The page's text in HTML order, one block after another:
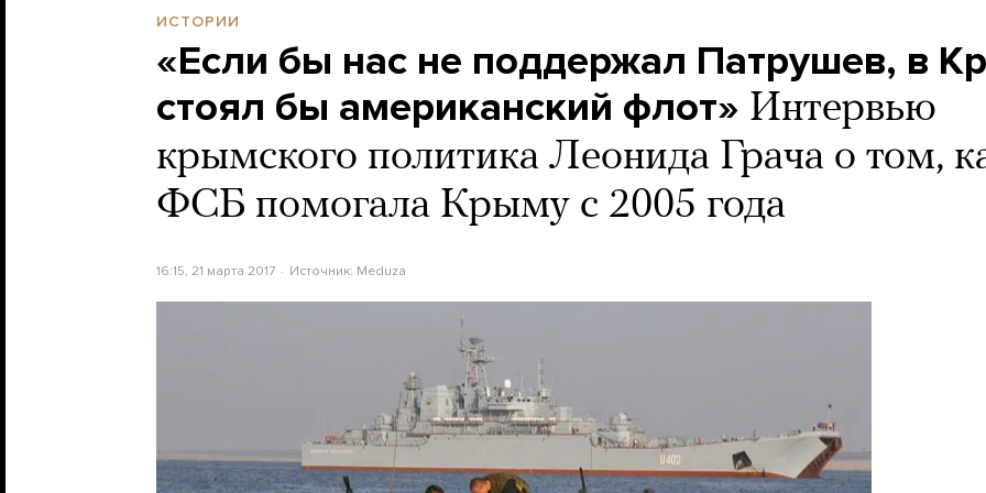
ИСТОРИИ
«Если бы нас не поддержал Патрушев, в
стоял бы американский флот» Интервью
крымского политика Леонида Грача о том,
ФСБ помогала Крыму с 2005 года
16:15, 21 марта 2017 Источник: Meduza